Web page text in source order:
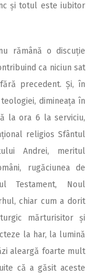
și totul este iubitor
rămână o discuție
ca niciun sat
precedent. Și, în
dimineața în
la ora 6 la serviciu,
religios Sfântul
Andrei, meritul
rugăciunea de
Testament, Noul
chiar cum a dorit
mărturisitor și
la har, la lumină
aleargă foarte mult
că a găsit aceste